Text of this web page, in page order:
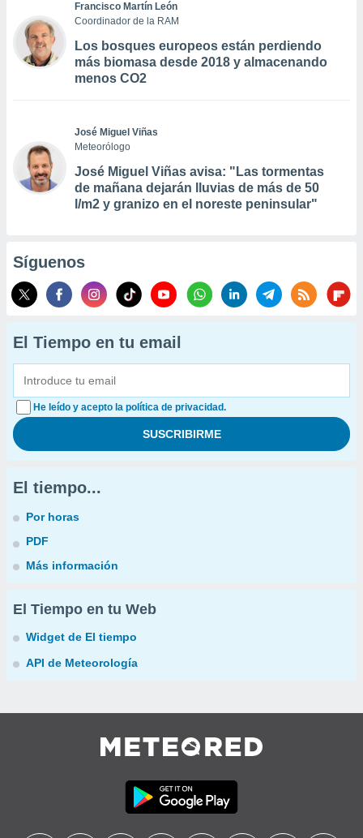
Francisco Martín León
Coordinador de la RAM
Los bosques europeos están perdiendo
más biomasa desde 2018 y almacenando
menos CO2
José Miguel Viñas
Meteorólogo
José Miguel Viñas avisa: "Las tormentas
de mañana dejarán lluvias de más de 50
l/m2 y granizo en el noreste peninsular"
Síguenos
El Tiempo en tu email
He leído y acepto la política de privacidad.
El tiempo...
Por horas
PDF
Más información
El Tiempo en tu Web
Widget de El tiempo
API de Meteorología